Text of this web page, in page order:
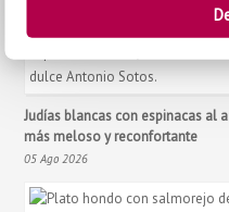
Judías blancas con espinacas al
más meloso y reconfortante
05 Ago 2026